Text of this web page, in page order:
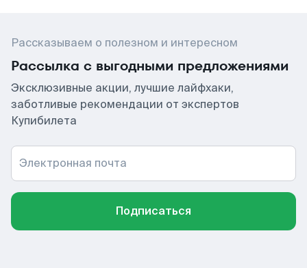
Рассказываем о полезном и интересном
Рассылка с выгодными предложениями
Эксклюзивные акции, лучшие лайфхаки,
заботливые рекомендации от экспертов
Купибилета
Электронная почта
Подписаться